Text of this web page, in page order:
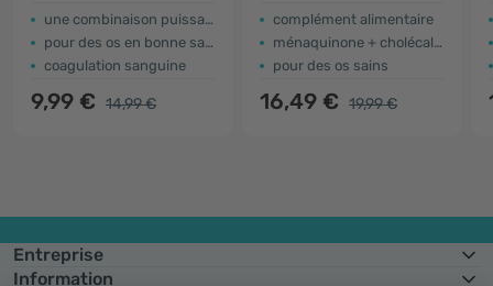
une combinaison puissante
pour des os en bonne santé
coagulation sanguine
9,99 € 14,99 €
complément alimentaire
ménaquinone + cholécalciférol
pour des os sains
16,49 € 19,99 €
Entreprise
Information